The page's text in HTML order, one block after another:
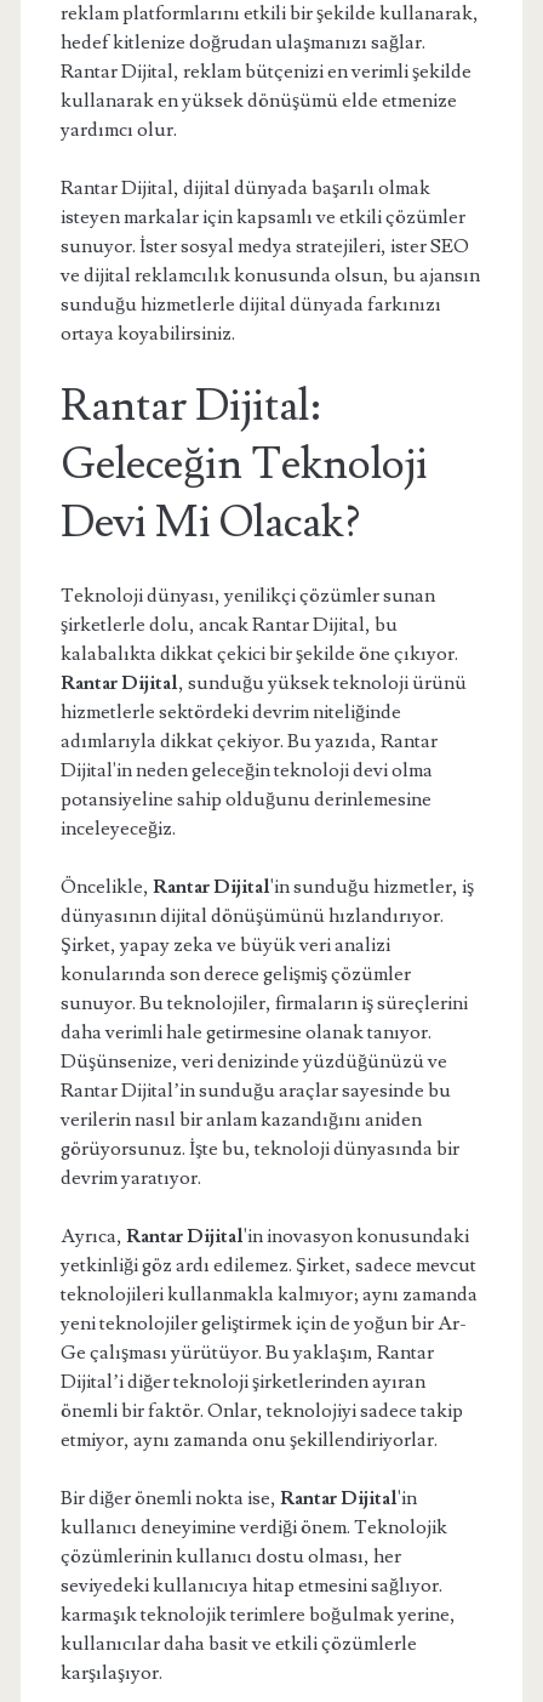
reklam platformlarını etkili bir şekilde kullanarak,
hedef kitlenize doğrudan ulaşmanızı sağlar.
Rantar Dijital, reklam bütçenizi en verimli şekilde
kullanarak en yüksek dönüşümü elde etmenize
yardımcı olur.
Rantar Dijital, dijital dünyada başarılı olmak
isteyen markalar için kapsamlı ve etkili çözümler
sunuyor. İster sosyal medya stratejileri, ister SEO
ve dijital reklamcılık konusunda olsun, bu ajansın
sunduğu hizmetlerle dijital dünyada farkınızı
ortaya koyabilirsiniz.
Rantar Dijital:
Geleceğin Teknoloji
Devi Mi Olacak?
Teknoloji dünyası, yenilikçi çözümler sunan
şirketlerle dolu, ancak Rantar Dijital, bu
kalabalıkta dikkat çekici bir şekilde öne çıkıyor.
Rantar Dijital, sunduğu yüksek teknoloji ürünü
hizmetlerle sektördeki devrim niteliğinde
adımlarıyla dikkat çekiyor. Bu yazıda, Rantar
Dijital'in neden geleceğin teknoloji devi olma
potansiyeline sahip olduğunu derinlemesine
inceleyeceğiz.
Öncelikle, Rantar Dijital'in sunduğu hizmetler, iş
dünyasının dijital dönüşümünü hızlandırıyor.
Şirket, yapay zeka ve büyük veri analizi
konularında son derece gelişmiş çözümler
sunuyor. Bu teknolojiler, firmaların iş süreçlerini
daha verimli hale getirmesine olanak tanıyor.
Düşünsenize, veri denizinde yüzdüğünüzü ve
Rantar Dijital’in sunduğu araçlar sayesinde bu
verilerin nasıl bir anlam kazandığını aniden
görüyorsunuz. İşte bu, teknoloji dünyasında bir
devrim yaratıyor.
Ayrıca, Rantar Dijital'in inovasyon konusundaki
yetkinliği göz ardı edilemez. Şirket, sadece mevcut
teknolojileri kullanmakla kalmıyor; aynı zamanda
yeni teknolojiler geliştirmek için de yoğun bir Ar-
Ge çalışması yürütüyor. Bu yaklaşım, Rantar
Dijital’i diğer teknoloji şirketlerinden ayıran
önemli bir faktör. Onlar, teknolojiyi sadece takip
etmiyor, aynı zamanda onu şekillendiriyorlar.
Bir diğer önemli nokta ise, Rantar Dijital'in
kullanıcı deneyimine verdiği önem. Teknolojik
çözümlerinin kullanıcı dostu olması, her
seviyedeki kullanıcıya hitap etmesini sağlıyor.
karmaşık teknolojik terimlere boğulmak yerine,
kullanıcılar daha basit ve etkili çözümlerle
karşılaşıyor.